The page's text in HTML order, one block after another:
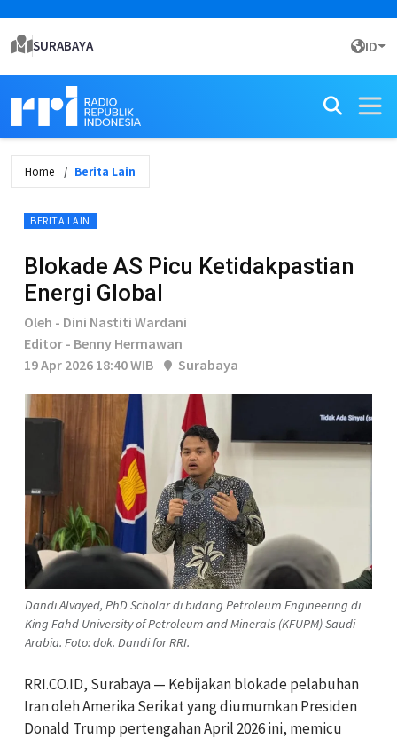
SURABAYA ID
Home Berita Lain
BERITA LAIN
Blokade AS Picu Ketidakpastian
Energi Global
Oleh - Dini Nastiti Wardani
Editor - Benny Hermawan
19 Apr 2026 18:40 WIB
Surabaya
Dandi Alvayed, PhD Scholar di bidang Petroleum Engineering di
King Fahd University of Petroleum and Minerals (KFUPM) Saudi
Arabia. Foto: dok. Dandi for RRI.
RRI.CO.ID, Surabaya — Kebijakan blokade pelabuhan
Iran oleh Amerika Serikat yang diumumkan Presiden
Donald Trump pertengahan April 2026 ini, memicu